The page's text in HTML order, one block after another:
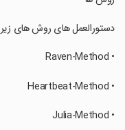
‏دستورالعمل های روش های
‏• Raven-Method
‏• Heartbeat-Method
‏• Julia-Method